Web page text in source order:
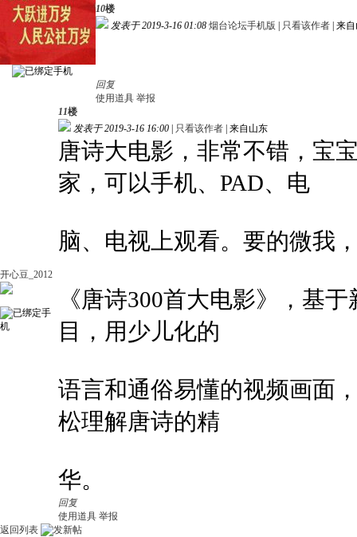
10楼
发表于 2019-3-16 01:08 烟台论坛手机版 只看该作者 来
回复
使用道具 举报
开心豆_2012
11楼
发表于 2019-3-16 16:00
只看该作者 来自山东
唐诗大电影，非常不错，宝
家，可以手机、PAD、电
脑、电视上观看。要的微我
《唐诗300首大电影》，基
目，用少儿化的
语言和通俗易懂的视频画面
松理解唐诗的精
华。
回复
使用道具 举报
返回列表